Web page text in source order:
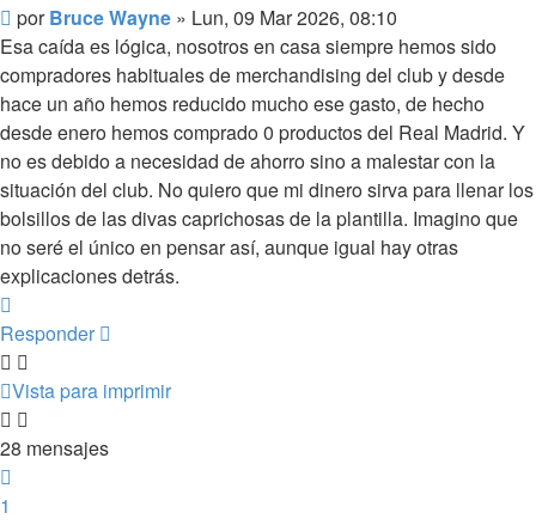
Mensaje
porBruce Wayne » Lun, 09 Mar 2026, 08:10
Esa caída es lógica, nosotros en casa siempre hemos sido
compradores habituales de merchandising del club y desde
hace un año hemos reducido mucho ese gasto, de hecho
desde enero hemos comprado 0 productos del Real Madrid. Y
no es debido a necesidad de ahorro sino a malestar con la
situación del club. No quiero que mi dinero sirva para llenar los
bolsillos de las divas caprichosas de la plantilla. Imagino que
no seré el único en pensar así, aunque igual hay otras
explicaciones detrás.
Responder
Vista para imprimir
28 mensajes
1